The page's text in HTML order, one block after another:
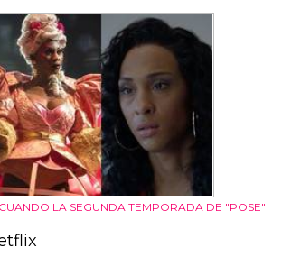
LA SEGUNDA TEMPORADA DE "POSE"